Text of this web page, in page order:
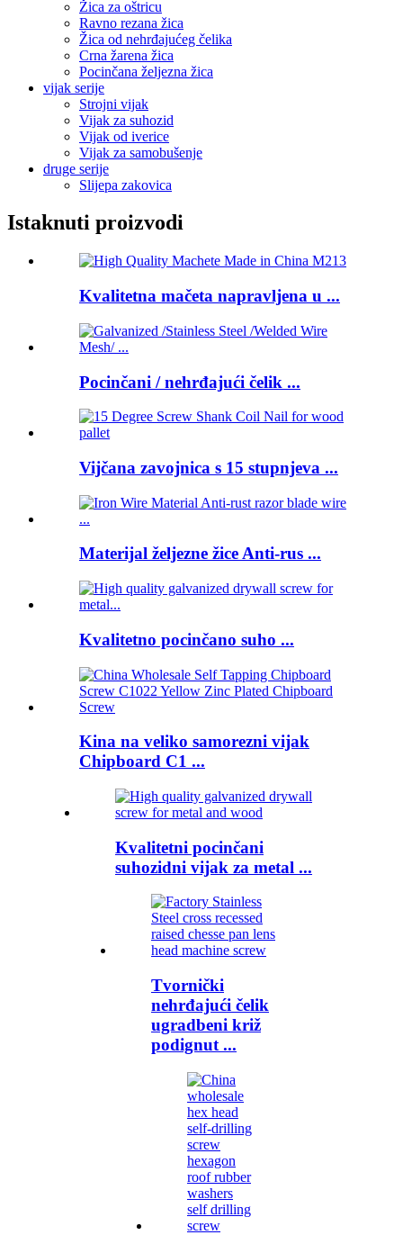
Žica za oštricu
Ravno rezana žica
Žica od nehrđajućeg čelika
Crna žarena žica
Pocinčana željezna žica
vijak serije
Strojni vijak
Vijak za suhozid
Vijak od iverice
Vijak za samobušenje
druge serije
Slijepa zakovica
Istaknuti proizvodi
Kvalitetna mačeta napravljena u ...
Pocinčani / nehrđajući čelik ...
Vijčana zavojnica s 15 stupnjeva ...
Materijal željezne žice Anti-rus ...
Kvalitetno pocinčano suho ...
Kina na veliko samorezni vijak
Chipboard C1 ...
Kvalitetni pocinčani
suhozidni vijak za metal ...
Tvornički
nehrđajući čelik
ugradbeni križ
podignut ...